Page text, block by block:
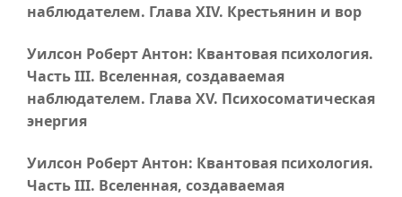
наблюдателем. Глава XIV. Крестьянин и вор
Уилсон Роберт Антон: Квантовая психология.
Часть III. Вселенная, создаваемая
наблюдателем. Глава XV. Психосоматическая
энергия
Уилсон Роберт Антон: Квантовая психология.
Часть III. Вселенная, создаваемая